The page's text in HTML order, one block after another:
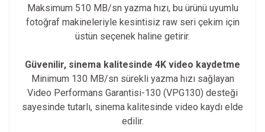
Maksimum 510 MB/sn yazma hızı, bu ürünü uyumlu
fotoğraf makineleriyle kesintisiz raw seri çekim için
üstün seçenek haline getirir.
Güvenilir, sinema kalitesinde 4K video kaydetme
Minimum 130 MB/sn sürekli yazma hızı sağlayan
Video Performans Garantisi-130 (VPG130) desteği
sayesinde tutarlı, sinema kalitesinde video kaydı elde
edilir.